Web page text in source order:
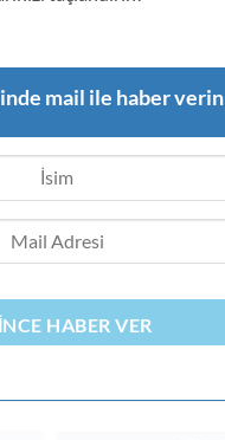
mail ile haber verin
HABER VER